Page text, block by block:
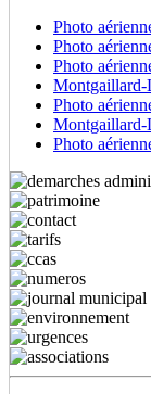
Photo
Photo
Photo
Montgaillard-
Photo
Montgaillard-
Photo